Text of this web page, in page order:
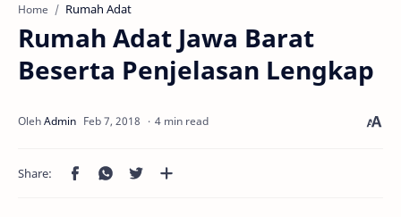
Home Rumah Adat
Rumah Adat Jawa Barat
Beserta Penjelasan Lengkap
4 min read